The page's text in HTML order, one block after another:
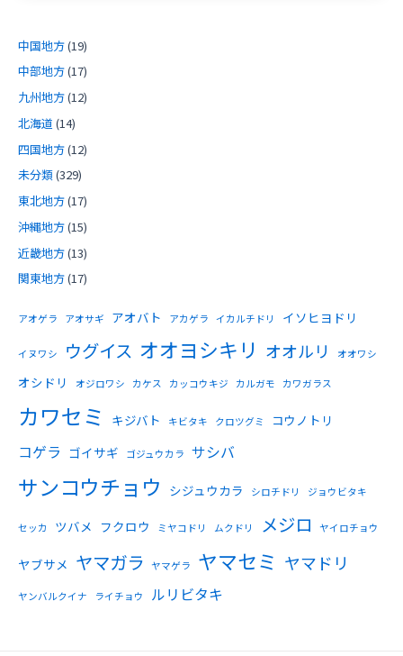
中国地方(19)
中部地方(17)
九州地方(12)
北海道 (14)
四国地方(12)
未分類(329)
東北地方(17)
沖縄地方(15)
近畿地方(13)
関東地方(17)
アオゲラ アオサギ アオバト アカゲラ イカルチドリ イソヒヨドリ
イヌワシ ウグイス オオヨシキリ オオルリ オオワシ
オシドリ オジロワシ カケス カッコウキジ カルガモ カワガラス
カワセミ キジバト キビタキ クロツグミ コウノトリ
コゲラ ゴイサギ ゴジュウカラ サシバ
サンコウチョウ シジュウカラ シロチドリ ジョウビタキ
セッカ ツバメ フクロウ ミヤコドリ ムクドリ メジロ ヤイロチョウ
ヤブサメ ヤマガラ ヤマゲラ ヤマセミ ヤマドリ
ヤンバルクイナ ライチョウ ルリビタキ